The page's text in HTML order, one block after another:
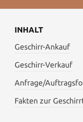
INHALT
Geschirr-Ankauf
Geschirr-Verkauf
Anfrage/
Fakten zur